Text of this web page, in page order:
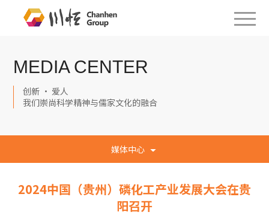
MEDIA CENTER
创新 · 爱人
我们崇尚科学精神与儒家文化的融合
媒体中心
2024中国（贵州）磷化工产业发展大会在贵
阳召开